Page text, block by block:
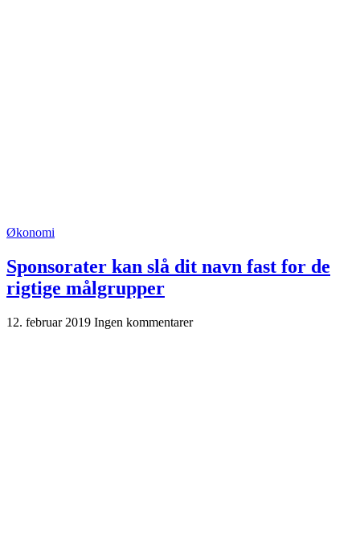
Økonomi
Sponsorater kan slå dit navn fast for de
rigtige målgrupper
12. februar 2019 Ingen kommentarer